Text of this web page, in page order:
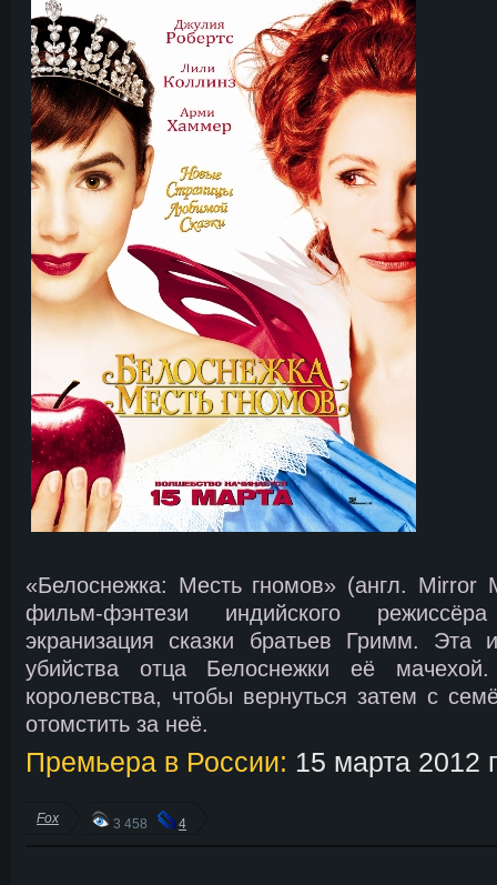
«Белоснежка: Месть гномов» (англ.
фильм-фэнтези индийского
экранизация сказки братьев Гримм. Эта
убийства отца Белоснежки её
королевства, чтобы вернуться затем с
отомстить за неё.
Премьера в России: 15 марта 2012
Fox 3 458 4